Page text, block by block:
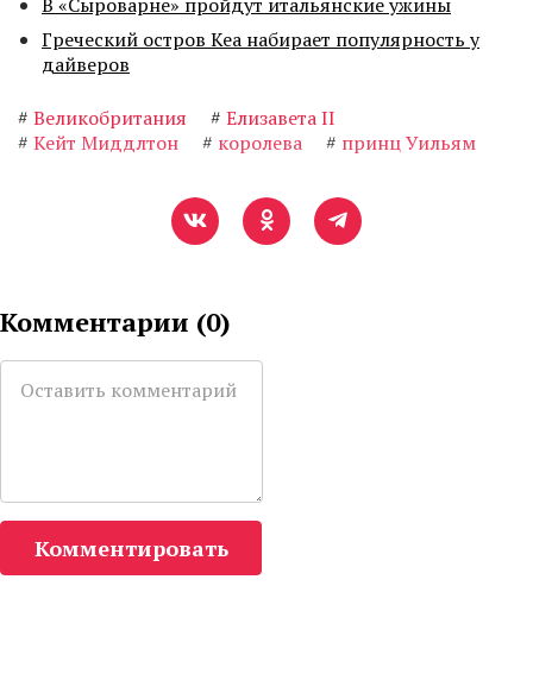
Греческий остров Кеа набирает популярность у
дайверов
# Великобритания # Елизавета II
# Кейт Миддлтон # королева # принц Уильям
Комментарии (0)
Комментировать